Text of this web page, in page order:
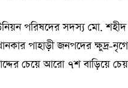
পরিষদের সদস্য মো. শহীদ
পাহাড়ী জনপদের ক্ষুদ্র-
চেয়ে আরো ৭শ বাড়িয়ে